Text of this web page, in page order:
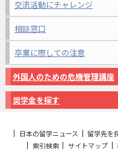
交流活動にチャレンジ
相談窓口
卒業に際しての注意
外国人のための危機管理講座
奨学金を探す
日本の留学ニュース 留学先を
索引検索
サイトマップ